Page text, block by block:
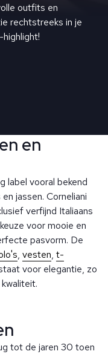
outfits en
rechtstreeks in je
en
label vooral bekend
jassen. Corneliani
verfijnd Italiaans
voor mooie en
pasvorm. De
, vesten, t-
voor elegantie, zo
tot de jaren 30 toen